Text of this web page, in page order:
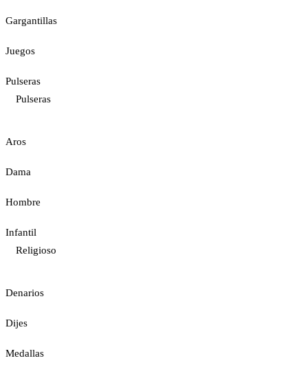
Gargantillas
Juegos
Pulseras
Pulseras
Aros
Dama
Hombre
Infantil
Religioso
Denarios
Dijes
Medallas